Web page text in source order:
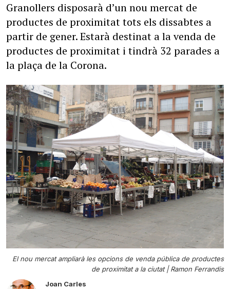
Granollers disposarà d’un nou mercat de
productes de proximitat tots els dissabtes a
partir de gener. Estarà destinat a la venda de
productes de proximitat i tindrà 32 parades a
la plaça de la Corona.
El nou mercat ampliarà les opcions de venda pública de productes
de proximitat a la ciutat |Ramon Ferrandis
Joan Carles